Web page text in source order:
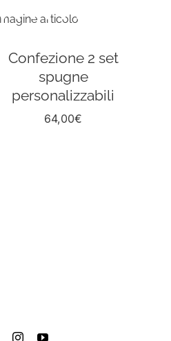
Confezione 2 set
spugne
personalizzabili
64,00€